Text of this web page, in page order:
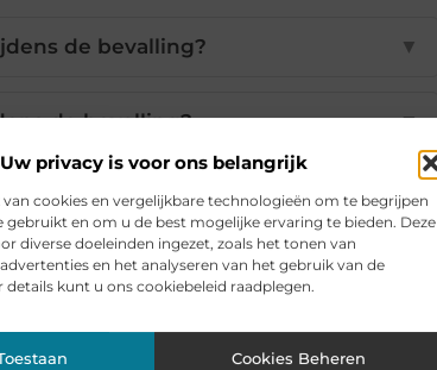
Uw privacy is voor ons belangrijk
cookies en vergelijkbare technologieën om te begrijpen
gebruikt en om u de best mogelijke ervaring te bieden. Deze
diverse doeleinden ingezet, zoals het tonen van
en het analyseren van het gebruik van de
details kunt u ons cookiebeleid raadplegen.
Cookies Beheren
de bevalling? ▼
de bevalling? ▼
▼
het meest tegen?